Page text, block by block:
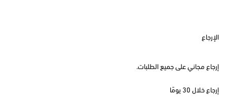
الإرجاع
إرجاع مجاني على جميع الطلبات.
إرجاع خلال 30 يومًا